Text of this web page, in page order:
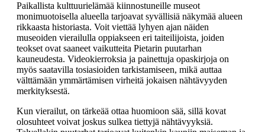
Paikallista kulttuurielämää kiinnostuneille museot
monimuotoisella alueella tarjoavat syvällisiä näkymää alueen
rikkaasta historiasta. Voit viettää lyhyen ajan näiden
museoiden vierailulla oppiakseen eri taiteilijoista, joiden
teokset ovat saaneet vaikutteita Pietarin puutarhan
kauneudesta. Videokierroksia ja painettuja opaskirjoja on
myös saatavilla tosiasioiden tarkistamiseen, mikä auttaa
välttämään ymmärtämisen virheitä jokaisen nähtävyyden
merkityksestä.
Kun vierailut, on tärkeää ottaa huomioon sää, sillä kovat
olosuhteet voivat joskus sulkea tiettyjä nähtävyyksiä.